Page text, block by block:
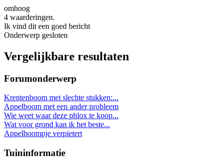
omhoog
4 waarderingen.
Ik vind dit een goed bericht
Onderwerp gesloten
Vergelijkbare resultaten
Forumonderwerp
Krentenboom met slechte stukken:...
Appelboom met een ander probleem
Wie weet waar deze phlox te koop...
Wat voor grond kan ik het beste...
Appelboompje verpietert
Tuininformatie